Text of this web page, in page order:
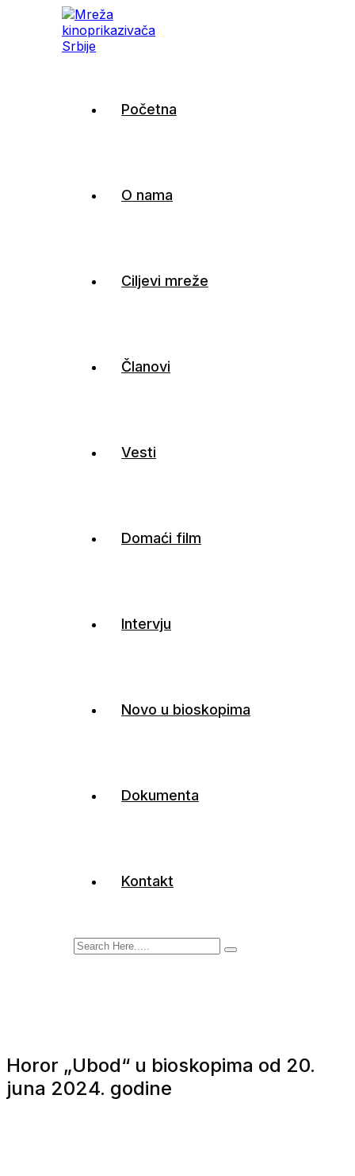
SrbijePočetna
O nama
Ciljevi mreže
Članovi
Vesti
Domaći film
Intervju
Novo u bioskopima
Dokumenta
Kontakt
Horor „Ubod“ u bioskopima od 20.
juna 2024. godine